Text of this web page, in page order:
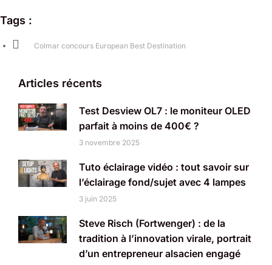
Tags :
Colmar concours European Best Destination
Articles récents
Test Desview OL7 : le moniteur OLED
parfait à moins de 400€ ?
3 novembre 2025
Tuto éclairage vidéo : tout savoir sur
l’éclairage fond/sujet avec 4 lampes
3 juin 2025
Steve Risch (Fortwenger) : de la
tradition à l’innovation virale, portrait
d’un entrepreneur alsacien engagé